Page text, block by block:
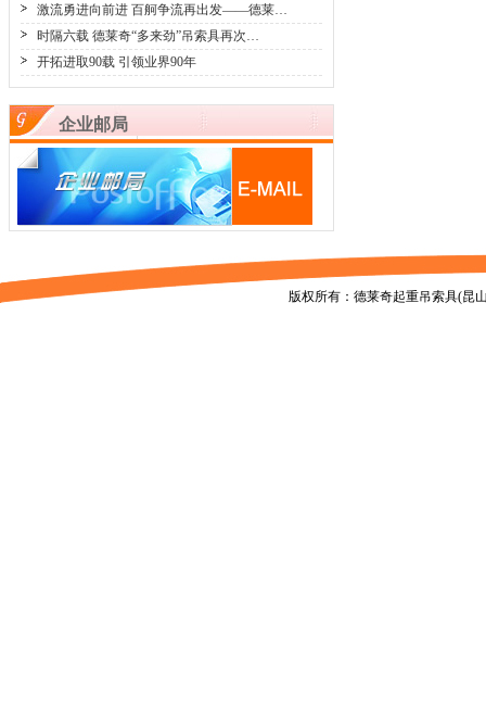
激流勇进向前进 百舸争流再出发——德莱…
时隔六载 德莱奇“多来劲”吊索具再次…
开拓进取90载 引领业界90年
企业邮局
版权所有：德莱奇起重吊索具(昆